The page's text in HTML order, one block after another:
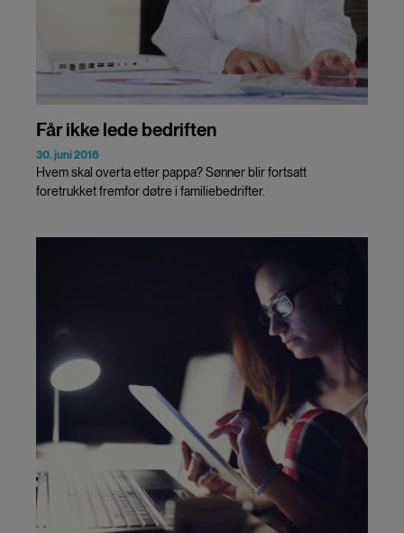
Får ikke lede bedriften
30. juni 2016
Hvem skal overta etter pappa? Sønner blir fortsatt
foretrukket fremfor døtre i familiebedrifter.